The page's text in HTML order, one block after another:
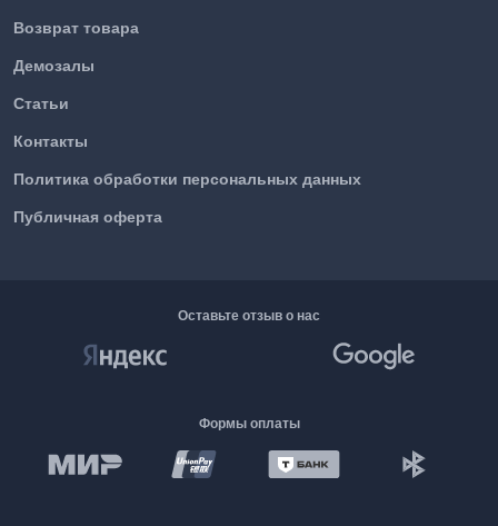
Возврат товара
Демозалы
Статьи
Контакты
Политика обработки персональных данных
Публичная оферта
Оставьте отзыв о нас
Формы оплаты